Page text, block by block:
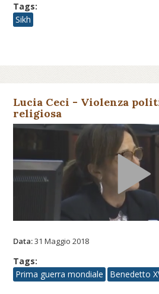
Tags:
Sikh
Lucia Ceci - Violenza
religiosa
Data:31 Maggio 2018
Tags:
Prima guerra mondiale
Benedetto